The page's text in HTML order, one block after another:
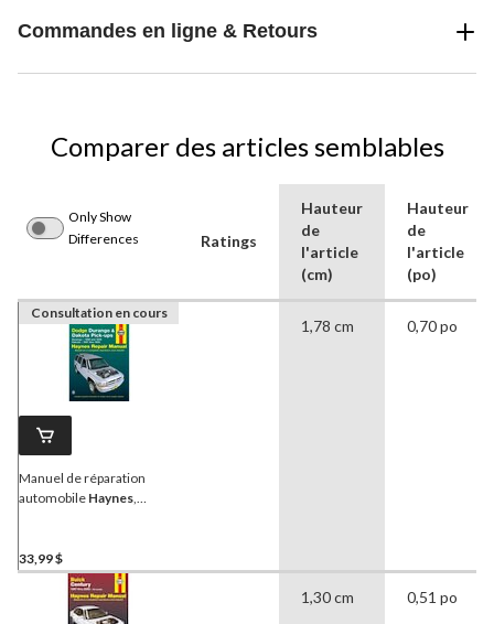
Commandes en ligne & Retours
Comparer des articles semblables
Only Show
Differences
Ratings
Hauteur
de
l'article
(cm)
Hauteur
de
l'article
(po)
Consultation en cours
Manuel de réparation
automobile Haynes,
Dakota 1997 à 1999, 30021
33,99 $
1,78 cm 0,70 po
1,30 cm 0,51 po